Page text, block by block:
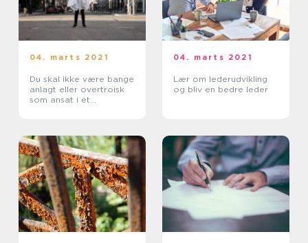
04. marts 2021
Du skal ikke være bange
anlagt eller overtroisk
som ansat i et
04. marts 2021
Lær om lederudvikling
og bliv en bedre leder